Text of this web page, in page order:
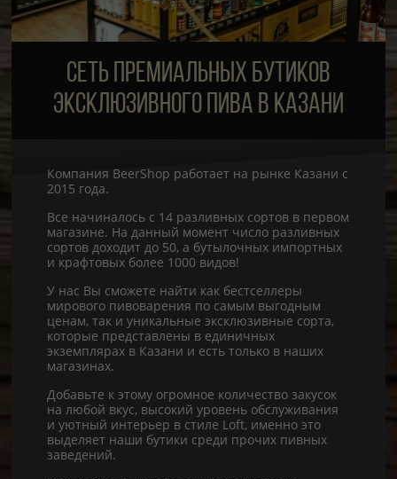
СЕТЬ ПРЕМИАЛЬНЫХ БУТИКОВ
ЭКСКЛЮЗИВНОГО ПИВА В КАЗАНИ
Компания BeerShop работает на рынке Казани с
2015 года.
Все начиналось с 14 разливных сортов в первом
магазине. На данный момент число разливных
сортов доходит до 50, а бутылочных импортных
и крафтовых более 1000 видов!
У нас Вы сможете найти как бестселлеры
мирового пивоварения по самым выгодным
ценам, так и уникальные эксклюзивные сорта,
которые представлены в единичных
экземплярах в Казани и есть только в наших
магазинах.
Добавьте к этому огромное количество закусок
на любой вкус, высокий уровень обслуживания
и уютный интерьер в стиле Loft, именно это
выделяет наши бутики среди прочих пивных
заведений.